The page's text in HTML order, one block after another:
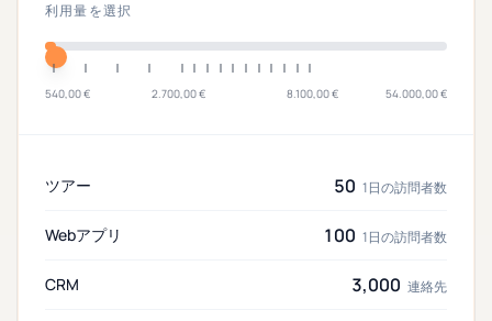
利用量を選択
540,00 € 2.700,00 € 8.100,00 € 54.000,00 €
ツアー 50 1日の訪問者数
Webアプリ 100 1日の訪問者数
CRM 3,000 連絡先